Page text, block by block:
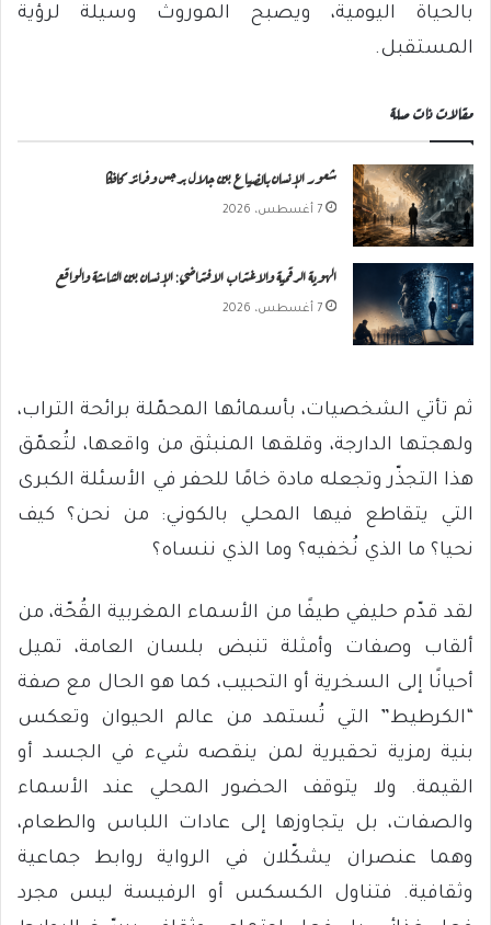
بالحياة اليومية، ويصبح الموروث وسيلة لرؤية
المستقبل.
مقالات ذات صلة
شعور الإنسان بالضياع بين جلال برجس وفرانز كافكا
7 أغسطس، 2026
الهوية الرقمية والاغتراب الافتراضي: الإنسان بين الشاشة والواقع
7 أغسطس، 2026
ثم تأتي الشخصيات، بأسمائها المحمّلة برائحة التراب،
ولهجتها الدارجة، وقلقها المنبثق من واقعها، لتُعمّق
هذا التجذّر وتجعله مادة خامًا للحفر في الأسئلة الكبرى
التي يتقاطع فيها المحلي بالكوني: من نحن؟ كيف
نحيا؟ ما الذي نُخفيه؟ وما الذي ننساه؟
لقد قدّم حليفي طيفًا من الأسماء المغربية القُحّة، من
ألقاب وصفات وأمثلة تنبض بلسان العامة، تميل
أحيانًا إلى السخرية أو التحبيب، كما هو الحال مع صفة
“الكرطيط” التي تُستمد من عالم الحيوان وتعكس
بنية رمزية تحقيرية لمن ينقصه شيء في الجسد أو
القيمة. ولا يتوقف الحضور المحلي عند الأسماء
والصفات، بل يتجاوزها إلى عادات اللباس والطعام،
وهما عنصران يشكّلان في الرواية روابط جماعية
وثقافية. فتناول الكسكس أو الرفيسة ليس مجرد